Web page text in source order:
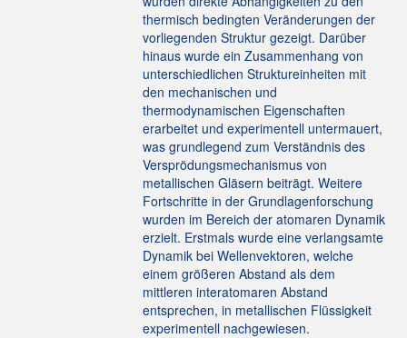
thermisch bedingten Veränderungen der
vorliegenden Struktur gezeigt. Darüber
hinaus wurde ein Zusammenhang von
unterschiedlichen Struktureinheiten mit
den mechanischen und
thermodynamischen Eigenschaften
erarbeitet und experimentell untermauert,
was grundlegend zum Verständnis des
Versprödungsmechanismus von
metallischen Gläsern beiträgt. Weitere
Fortschritte in der Grundlagenforschung
wurden im Bereich der atomaren Dynamik
erzielt. Erstmals wurde eine verlangsamte
Dynamik bei Wellenvektoren, welche
einem größeren Abstand als dem
mittleren interatomaren Abstand
entsprechen, in metallischen Flüssigkeit
experimentell nachgewiesen.